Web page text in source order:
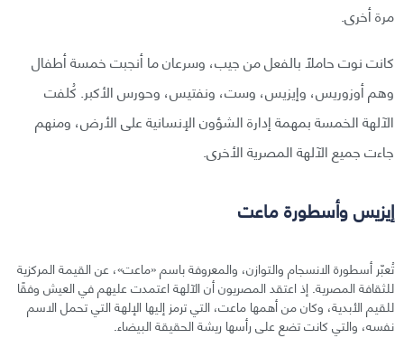
مرة أخرى.
كانت نوت حاملاً بالفعل من جيب، وسرعان ما أنجبت خمسة أطفال
وهم أوزوريس، وإيزيس، وست، ونفتيس، وحورس الأكبر. كُلفت
الآلهة الخمسة بمهمة إدارة الشؤون الإنسانية على الأرض، ومنهم
جاءت جميع الآلهة المصرية الأخرى.
إيزيس وأسطورة ماعت
تُعبّر أسطورة الانسجام والتوازن، والمعروفة باسم «ماعت»، عن القيمة المركزية
للثقافة المصرية. إذ اعتقد المصريون أن الآلهة اعتمدت عليهم في العيش وفقًا
للقيم الأبدية، وكان من أهمها ماعت، التي ترمز إليها الإلهة التي تحمل الاسم
نفسه، والتي كانت تضع على رأسها ريشة الحقيقة البيضاء.